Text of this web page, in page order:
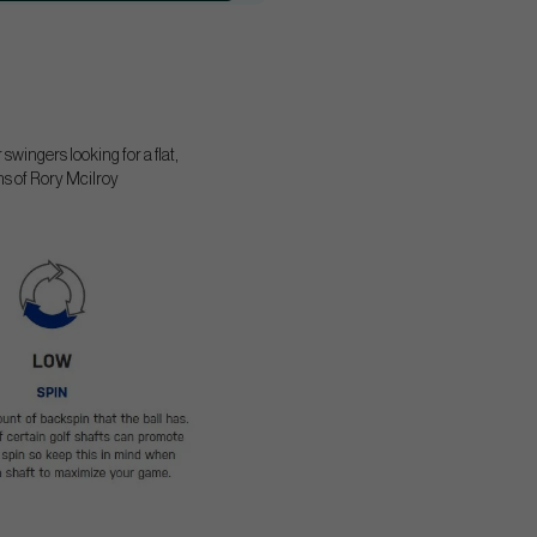
looking for a flat,
of Rory Mcilroy